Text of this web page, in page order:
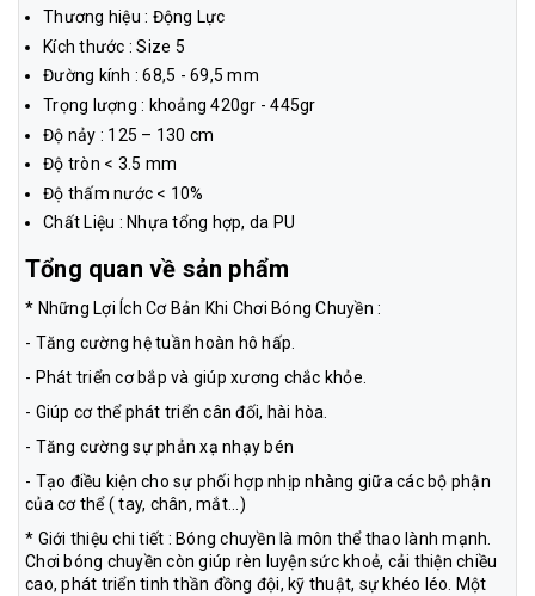
Thương hiệu : Động Lực
Kích thước : Size 5
Đường kính : 68,5 - 69,5 mm
Trọng lượng : khoảng 420gr - 445gr
Độ nảy : 125 – 130 cm
Độ tròn < 3.5 mm
Độ thấm nước < 10%
Chất Liệu : Nhựa tổng hợp, da PU
Tổng quan về sản phẩm
* Những Lợi Ích Cơ Bản Khi Chơi Bóng Chuyền :
- Tăng cường hệ tuần hoàn hô hấp.
- Phát triển cơ bắp và giúp xương chắc khỏe.
- Giúp cơ thể phát triển cân đối, hài hòa.
- Tăng cường sự phản xạ nhạy bén
- Tạo điều kiện cho sự phối hợp nhịp nhàng giữa các bộ phận
của cơ thể ( tay, chân, mắt...)
* Giới thiệu chi tiết : Bóng chuyền là môn thể thao lành mạnh.
Chơi bóng chuyền còn giúp rèn luyện sức khoẻ, cải thiện chiều
cao, phát triển tinh thần đồng đội, kỹ thuật, sự khéo léo. Một